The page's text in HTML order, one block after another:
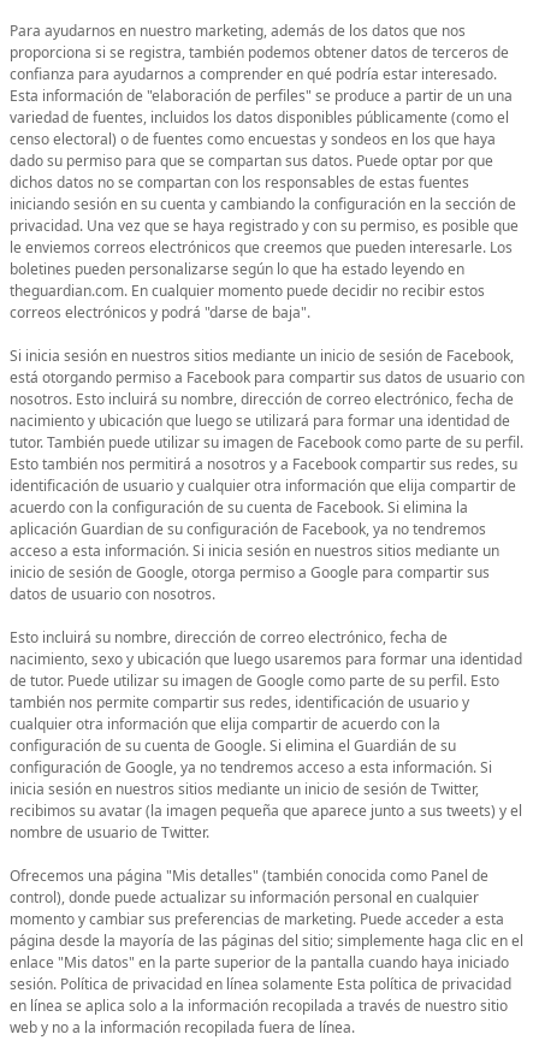
Para ayudarnos en nuestro marketing, además de los datos que nos
proporciona si se registra, también podemos obtener datos de terceros de
confianza para ayudarnos a comprender en qué podría estar interesado.
Esta información de "elaboración de perfiles" se produce a partir de un una
variedad de fuentes, incluidos los datos disponibles públicamente (como el
censo electoral) o de fuentes como encuestas y sondeos en los que haya
dado su permiso para que se compartan sus datos. Puede optar por que
dichos datos no se compartan con los responsables de estas fuentes
iniciando sesión en su cuenta y cambiando la configuración en la sección de
privacidad. Una vez que se haya registrado y con su permiso, es posible que
le enviemos correos electrónicos que creemos que pueden interesarle. Los
boletines pueden personalizarse según lo que ha estado leyendo en
theguardian.com. En cualquier momento puede decidir no recibir estos
correos electrónicos y podrá "darse de baja".
Si inicia sesión en nuestros sitios mediante un inicio de sesión de Facebook,
está otorgando permiso a Facebook para compartir sus datos de usuario con
nosotros. Esto incluirá su nombre, dirección de correo electrónico, fecha de
nacimiento y ubicación que luego se utilizará para formar una identidad de
tutor. También puede utilizar su imagen de Facebook como parte de su perfil.
Esto también nos permitirá a nosotros y a Facebook compartir sus redes, su
identificación de usuario y cualquier otra información que elija compartir de
acuerdo con la configuración de su cuenta de Facebook. Si elimina la
aplicación Guardian de su configuración de Facebook, ya no tendremos
acceso a esta información. Si inicia sesión en nuestros sitios mediante un
inicio de sesión de Google, otorga permiso a Google para compartir sus
datos de usuario con nosotros.
Esto incluirá su nombre, dirección de correo electrónico, fecha de
nacimiento, sexo y ubicación que luego usaremos para formar una identidad
de tutor. Puede utilizar su imagen de Google como parte de su perfil. Esto
también nos permite compartir sus redes, identificación de usuario y
cualquier otra información que elija compartir de acuerdo con la
configuración de su cuenta de Google. Si elimina el Guardián de su
configuración de Google, ya no tendremos acceso a esta información. Si
inicia sesión en nuestros sitios mediante un inicio de sesión de Twitter,
recibimos su avatar (la imagen pequeña que aparece junto a sus tweets) y el
nombre de usuario de Twitter.
Ofrecemos una página "Mis detalles" (también conocida como Panel de
control), donde puede actualizar su información personal en cualquier
momento y cambiar sus preferencias de marketing. Puede acceder a esta
página desde la mayoría de las páginas del sitio; simplemente haga clic en el
enlace "Mis datos" en la parte superior de la pantalla cuando haya iniciado
sesión. Política de privacidad en línea solamente Esta política de privacidad
en línea se aplica solo a la información recopilada a través de nuestro sitio
web y no a la información recopilada fuera de línea.